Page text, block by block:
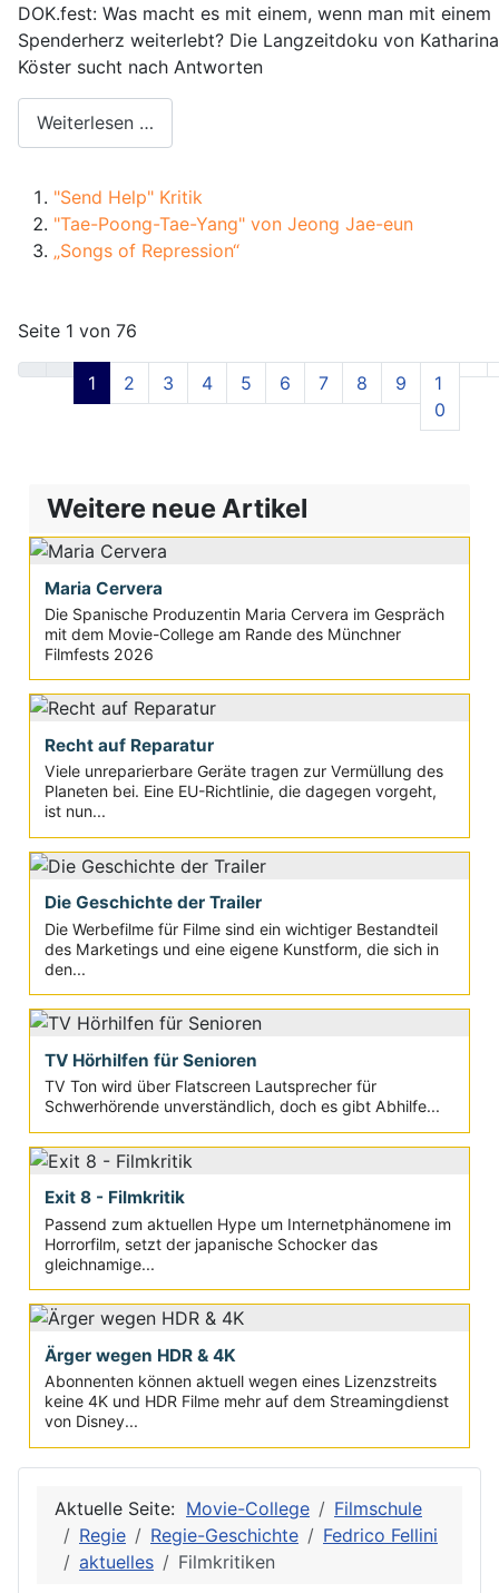
DOK.fest: Was macht es mit einem, wenn man mit einem
Spenderherz weiterlebt? Die Langzeitdoku von Katharina
Köster sucht nach Antworten
Weiterlesen …
"Send Help" Kritik
"Tae-Poong-Tae-Yang" von Jeong Jae-eun
„Songs of Repression“
Seite 1 von 76
1 2 3 4 5 6 7 8 9
1
0
Weitere neue Artikel
Maria Cervera
Die Spanische Produzentin Maria Cervera im Gespräch
mit dem Movie-College am Rande des Münchner
Filmfests 2026
Recht auf Reparatur
Viele unreparierbare Geräte tragen zur Vermüllung des
Planeten bei. Eine EU-Richtlinie, die dagegen vorgeht,
ist nun...
Die Geschichte der Trailer
Die Werbefilme für Filme sind ein wichtiger Bestandteil
des Marketings und eine eigene Kunstform, die sich in
den...
TV Hörhilfen für Senioren
TV Ton wird über Flatscreen Lautsprecher für
Schwerhörende unverständlich, doch es gibt Abhilfe...
Exit 8 - Filmkritik
Passend zum aktuellen Hype um Internetphänomene im
Horrorfilm, setzt der japanische Schocker das
gleichnamige...
Ärger wegen HDR & 4K
Abonnenten können aktuell wegen eines Lizenzstreits
keine 4K und HDR Filme mehr auf dem Streamingdienst
von Disney...
Aktuelle Seite: Movie-College
Filmschule
Regie
Regie-Geschichte
Fedrico Fellini
aktuelles
Filmkritiken